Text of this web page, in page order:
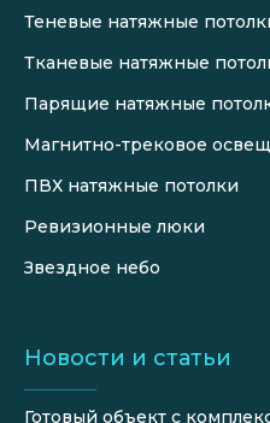
Теневые натяжные
Тканевые натяжные
Парящие натяжные
Магнитно-трековое
ПВХ натяжные потолки
Ревизионные люки
Звездное небо
Новости и статьи
Готовый объект с